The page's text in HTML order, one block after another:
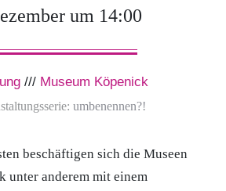
um 14:00
/// Museum Köpenick
umbenennen?!
beschäftigen sich die Museen
unter anderem mit einem